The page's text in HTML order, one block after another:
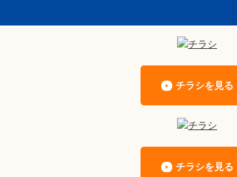
チラシを見る
チラシを見る